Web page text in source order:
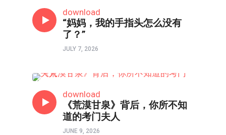
download
“妈妈，我的手指头怎么没有
了？”
JULY 7, 2026
download
《荒漠甘泉》背后，你所不知
道的考门夫人
JUNE 9, 2026